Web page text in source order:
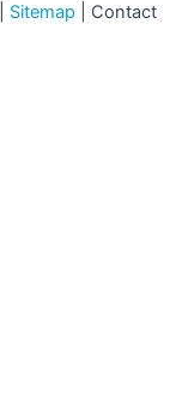
Sitemap Contact